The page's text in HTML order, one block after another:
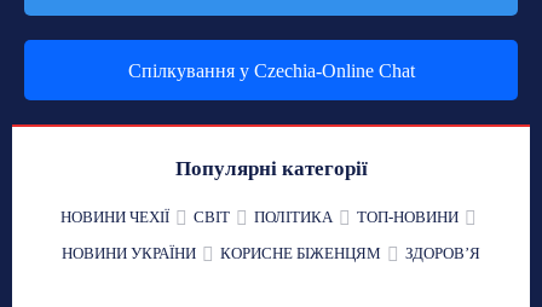
Спілкування у Czechia-Online Chat
Популярні категорії
НОВИНИ ЧЕХІЇ СВІТ ПОЛІТИКА
ТОП-НОВИНИ
НОВИНИ УКРАЇНИ
КОРИСНЕ БІЖЕНЦЯМ ЗДОРОВʼЯ